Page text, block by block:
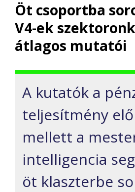
Öt csoportba
V4-ek
átlagos mutatói
A kutatók a
teljesítmény
mellett a
intelligencia
öt klaszterbe